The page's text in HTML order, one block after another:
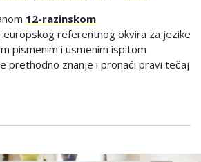
12-razinskom
europskog referentnog okvira za jezike
pismenim i usmenim ispitom
prethodno znanje i pronaći pravi tečaj